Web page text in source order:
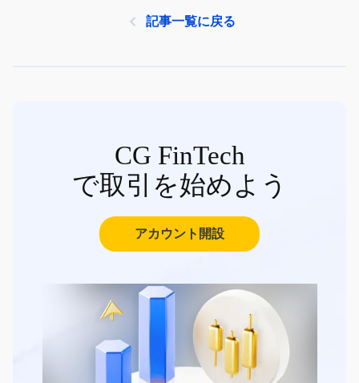
記事一覧に戻る
CG FinTech
で取引を始めよう
アカウント開設